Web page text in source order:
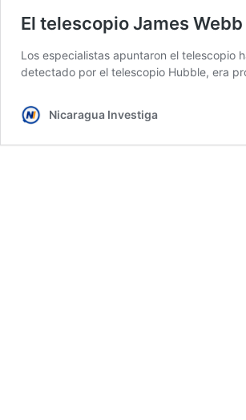
El telescopio James
Los especialistas apuntaron el telescopio
detectado por el telescopio Hubble, era
Nicaragua Investiga